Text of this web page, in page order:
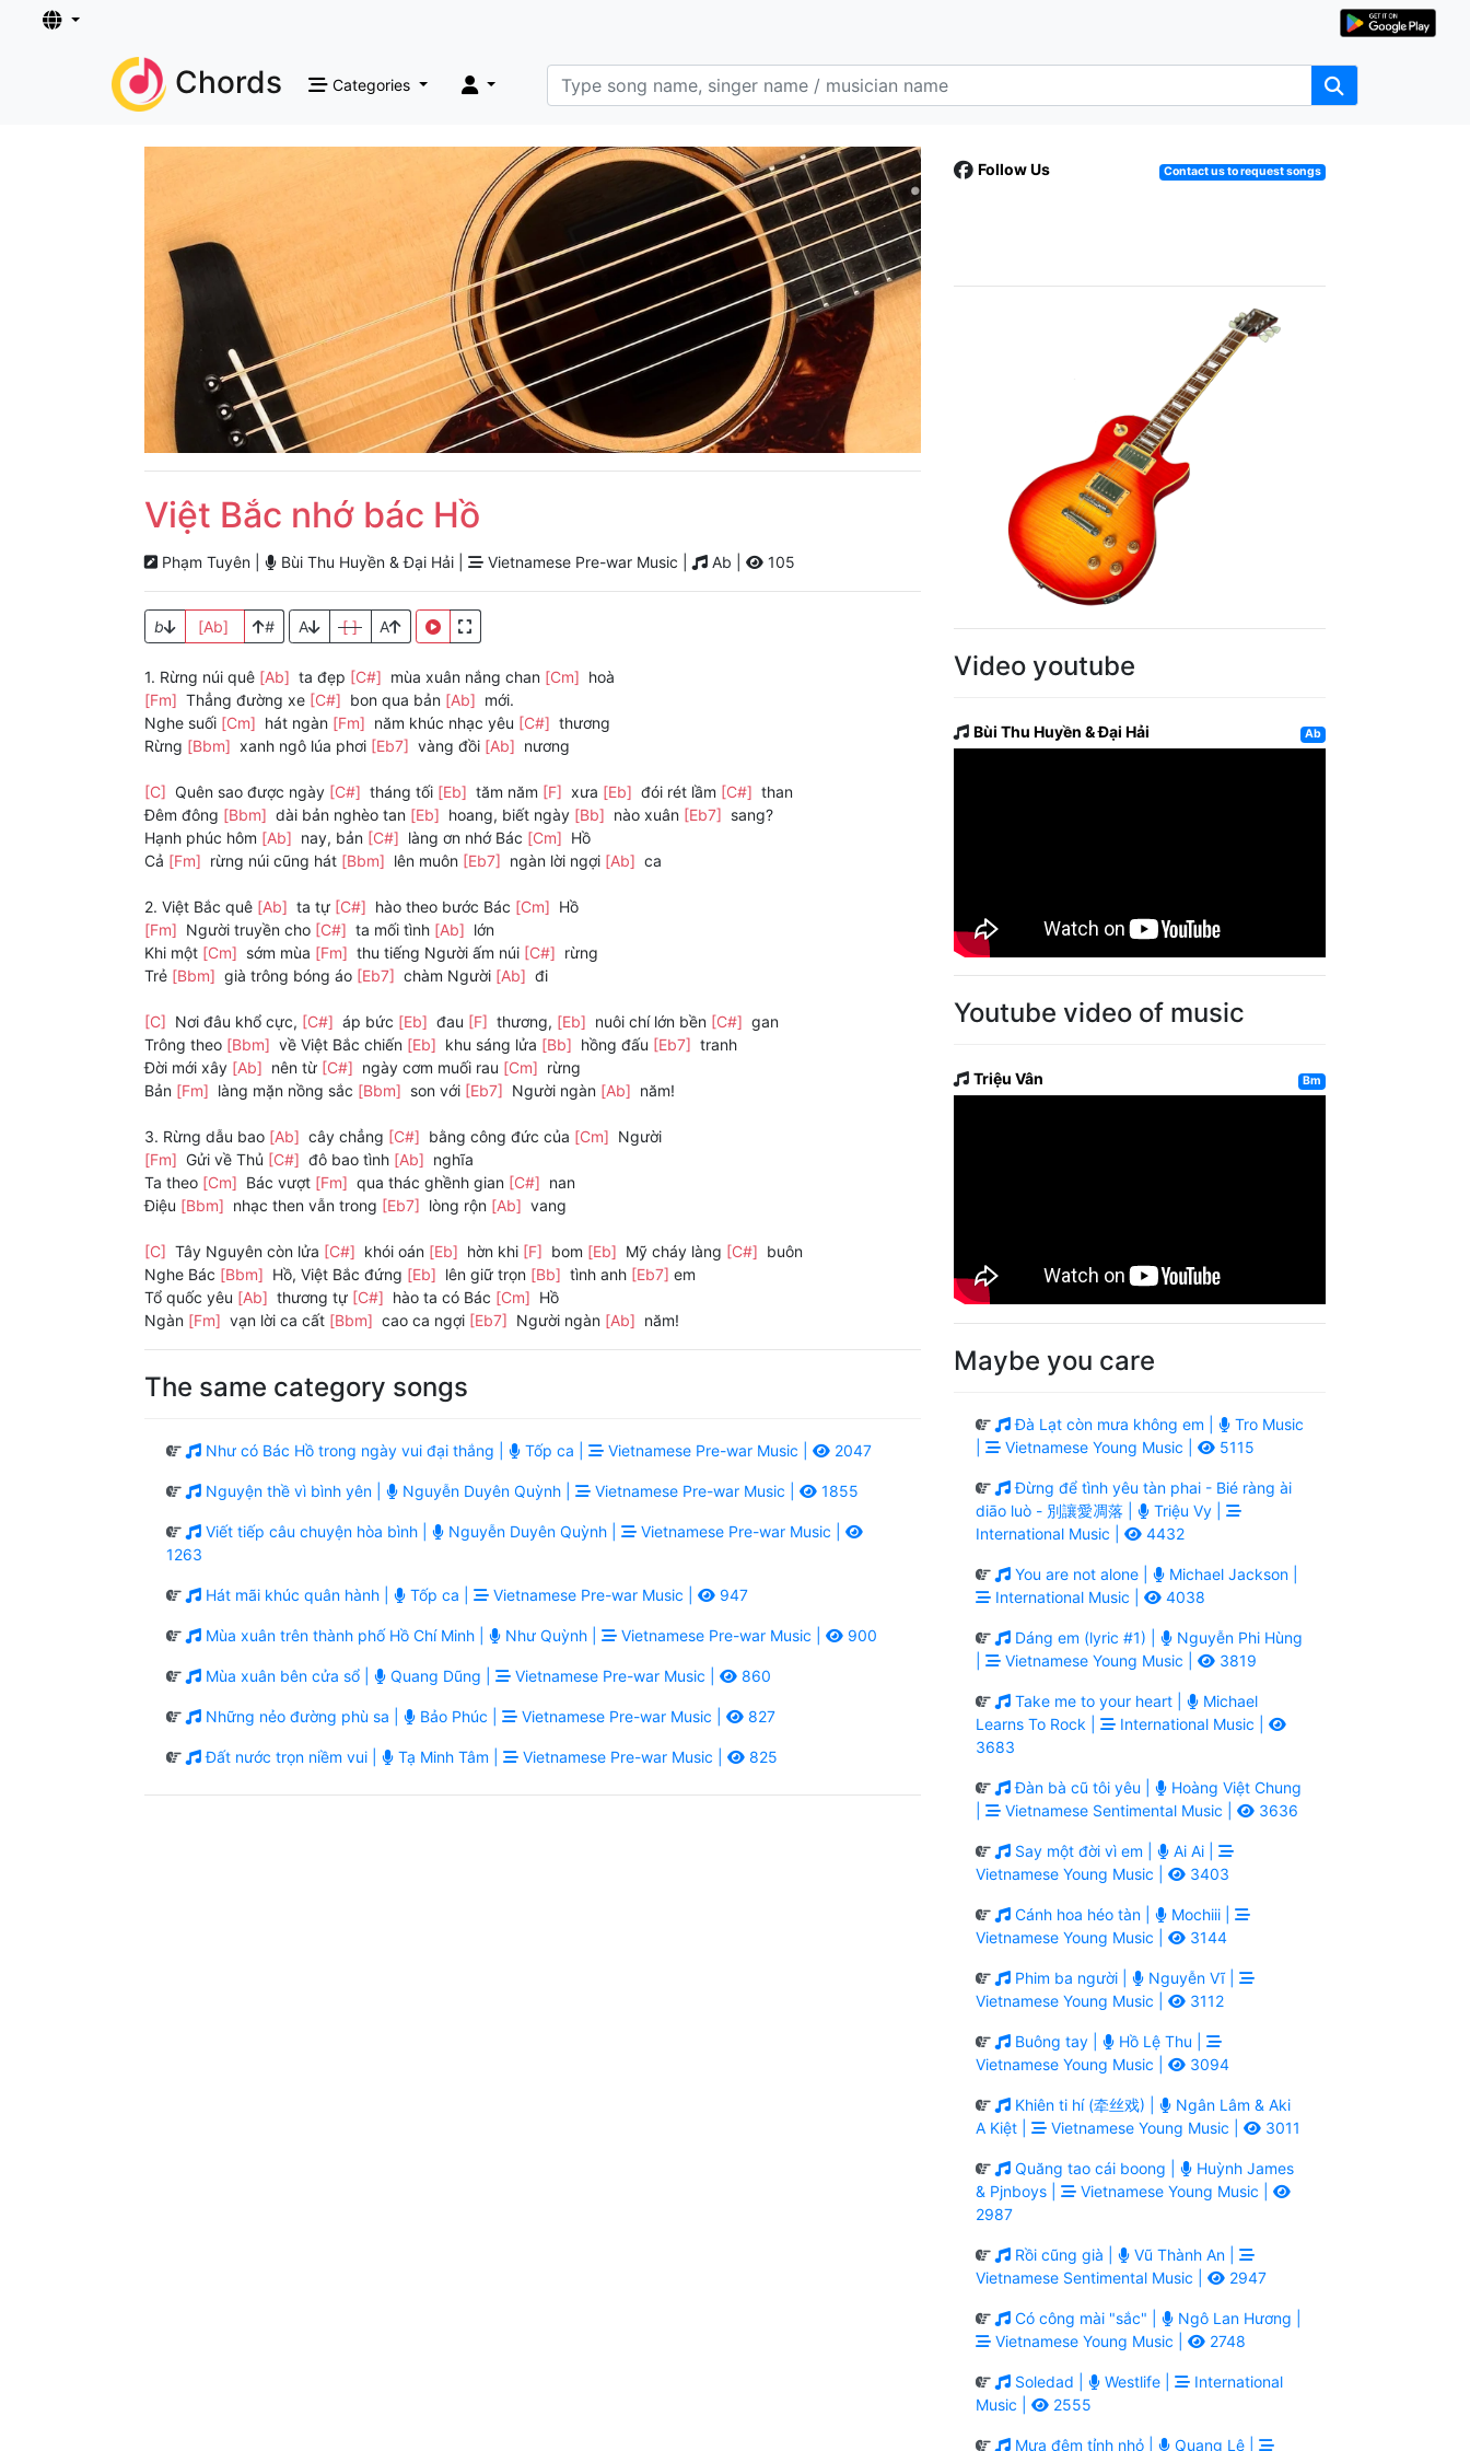
Chords Categories
Việt Bắc nhớ bác Hồ
Phạm Tuyên | Bùi Thu Huyền & Đại Hải | Vietnamese Pre-war Music | Ab | 105
b [Ab] # A [ ] A
1. Rừng núi quê [Ab] ta đẹp [C#] mùa xuân nắng chan [Cm] hoà
[Fm] Thẳng đường xe [C#] bon qua bản [Ab] mới.
Nghe suối [Cm] hát ngàn [Fm] năm khúc nhạc yêu [C#] thương
Rừng [Bbm] xanh ngô lúa phơi [Eb7] vàng đồi [Ab] nương
[C] Quên sao được ngày [C#] tháng tối [Eb] tăm năm [F] xưa [Eb] đói rét lầm [C#] than
Đêm đông [Bbm] dài bản nghèo tan [Eb] hoang, biết ngày [Bb] nào xuân [Eb7] sang?
Hạnh phúc hôm [Ab] nay, bản [C#] làng ơn nhớ Bác [Cm] Hồ
Cả [Fm] rừng núi cũng hát [Bbm] lên muôn [Eb7] ngàn lời ngợi [Ab] ca
2. Việt Bắc quê [Ab] ta tự [C#] hào theo bước Bác [Cm] Hồ
[Fm] Người truyền cho [C#] ta mối tình [Ab] lớn
Khi một [Cm] sớm mùa [Fm] thu tiếng Người ấm núi [C#] rừng
Trẻ [Bbm] già trông bóng áo [Eb7] chàm Người [Ab] đi
[C] Nơi đâu khổ cực, [C#] áp bức [Eb] đau [F] thương, [Eb] nuôi chí lớn bền [C#] gan
Trông theo [Bbm] về Việt Bắc chiến [Eb] khu sáng lửa [Bb] hồng đấu [Eb7] tranh
Đời mới xây [Ab] nên từ [C#] ngày cơm muối rau [Cm] rừng
Bản [Fm] làng mặn nồng sắc [Bbm] son với [Eb7] Người ngàn [Ab] năm!
3. Rừng dẫu bao [Ab] cây chẳng [C#] bằng công đức của [Cm] Người
[Fm] Gửi về Thủ [C#] đô bao tình [Ab] nghĩa
Ta theo [Cm] Bác vượt [Fm] qua thác ghềnh gian [C#] nan
Điệu [Bbm] nhạc then vẫn trong [Eb7] lòng rộn [Ab] vang
[C] Tây Nguyên còn lửa [C#] khói oán [Eb] hờn khi [F] bom [Eb] Mỹ cháy làng [C#] buôn
Nghe Bác [Bbm] Hồ, Việt Bắc đứng [Eb] lên giữ trọn [Bb] tình anh [Eb7] em
Tổ quốc yêu [Ab] thương tự [C#] hào ta có Bác [Cm] Hồ
Ngàn [Fm] vạn lời ca cất [Bbm] cao ca ngợi [Eb7] Người ngàn [Ab] năm!
The same category songs
Như có Bác Hồ trong ngày vui đại thắng | Tốp ca | Vietnamese Pre-war Music | 2047
Nguyện thề vì bình yên | Nguyễn Duyên Quỳnh | Vietnamese Pre-war Music | 1855
Viết tiếp câu chuyện hòa bình | Nguyễn Duyên Quỳnh |
Vietnamese Pre-war Music |
1263
Hát mãi khúc quân hành | Tốp ca | Vietnamese Pre-war Music | 947
Mùa xuân trên thành phố Hồ Chí Minh | Như Quỳnh | Vietnamese Pre-war Music | 900
Mùa xuân bên cửa sổ | Quang Dũng | Vietnamese Pre-war Music | 860
Những nẻo đường phù sa | Bảo Phúc | Vietnamese Pre-war Music | 827
Đất nước trọn niềm vui | Tạ Minh Tâm | Vietnamese Pre-war Music | 825
Follow Us Contact us to request songs
Video youtube
Bùi Thu Huyền & Đại Hải Ab
Youtube video of music
Triệu Vân Bm
Maybe you care
Đà Lạt còn mưa không em |
Tro Music
Vietnamese Young Music | 5115
Đừng để tình yêu tàn phai - Bié ràng ài
diāo luò - 別讓愛凋落 |
Triệu Vy |
International Music |
4432
You are not alone |
Michael Jackson |
International Music |
4038
Dáng em (lyric #1) |
Nguyễn Phi Hùng
Vietnamese Young Music | 3819
Take me to your heart |
Michael
Learns To Rock |
International Music |
3683
Đàn bà cũ tôi yêu |
Hoàng Việt Chung
Vietnamese Sentimental Music | 3636
Say một đời vì em |
Ai Ai |
Vietnamese Young Music |
3403
Cánh hoa héo tàn |
Mochiii |
Vietnamese Young Music |
3144
Phim ba người |
Nguyễn Vĩ |
Vietnamese Young Music |
3112
Buông tay |
Hồ Lệ Thu |
Vietnamese Young Music |
3094
Khiên ti hí (牵丝戏) |
Ngân Lâm & Aki
A Kiệt |
Vietnamese Young Music | 3011
Quăng tao cái boong |
Huỳnh James
& Pjnboys |
Vietnamese Young Music |
2987
Rồi cũng già |
Vũ Thành An |
Vietnamese Sentimental Music |
2947
Có công mài "sắc" |
Ngô Lan Hương |
Vietnamese Young Music |
2748
Soledad | Westlife |
International
Music |
2555
Mưa đêm tỉnh nhỏ | Quang Lê |